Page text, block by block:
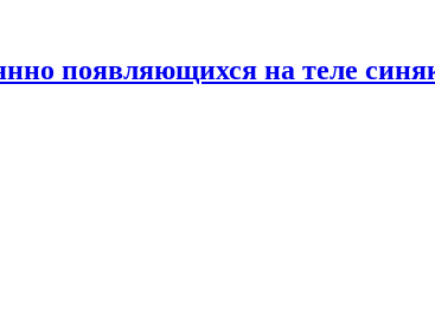
появляющихся на теле